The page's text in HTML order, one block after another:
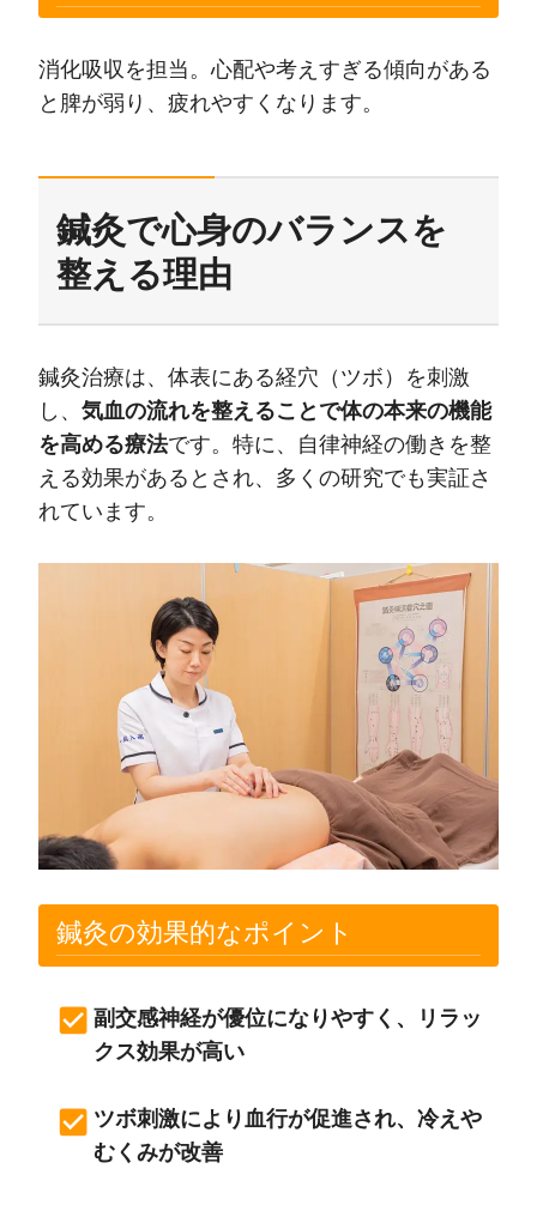
消化吸収を担当。心配や考えすぎる傾向がある
と脾が弱り、疲れやすくなります。
鍼灸で心身のバランスを
整える理由
鍼灸治療は、体表にある経穴（ツボ）を刺激
し、 気血の流れを整えることで体の本来の機能
を高める療法です。特に、自律神経の働きを整
える効果があるとされ、多くの研究でも実証さ
れています。
鍼灸の効果的なポイント
副交感神経が優位になりやすく、リラッ
クス効果が高い
ツボ刺激により血行が促進され、冷えや
むくみが改善